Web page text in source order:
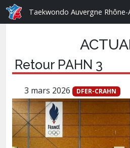
Taekwondo Auvergne Rhône-
Retour PAHN 3
3 mars 2026 DFER-CRAHN